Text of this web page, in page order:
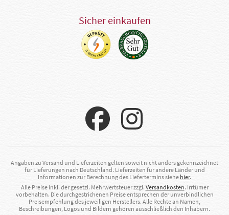
Sicher einkaufen
Angaben zu Versand und Lieferzeiten gelten soweit nicht anders gekennzeichnet
für Lieferungen nach Deutschland. Lieferzeiten für andere Länder und
Informationen zur Berechnung des Liefertermins siehe hier.
Alle Preise inkl. der gesetzl. Mehrwertsteuer zzgl. Versandkosten. Irrtümer
vorbehalten. Die durchgestrichenen Preise entsprechen der unverbindlichen
Preisempfehlung des jeweiligen Herstellers. Alle Rechte an Namen,
Beschreibungen, Logos und Bildern gehören ausschließlich den Inhabern.